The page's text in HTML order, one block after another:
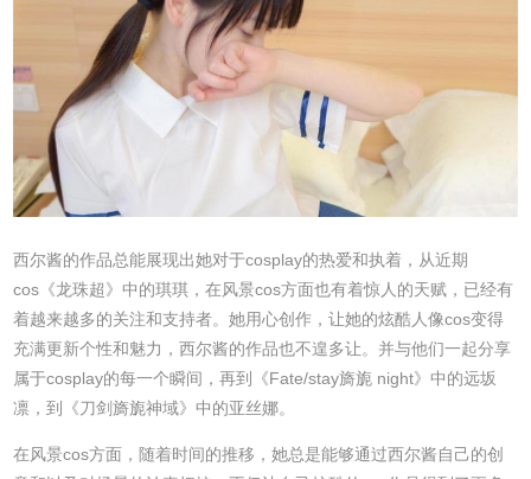
西尔酱的作品总能展现出她对于cosplay的热爱和执着，从近期
cos《龙珠超》中的琪琪，在风景cos方面也有着惊人的天赋，已经有
着越来越多的关注和支持者。她用心创作，让她的炫酷人像cos变得
充满更新个性和魅力，西尔酱的作品也不遑多让。并与他们一起分享
属于cosplay的每一个瞬间，再到《Fate/stay旖旎 night》中的远坂
凛，到《刀剑旖旎神域》中的亚丝娜。
在风景cos方面，随着时间的推移，她总是能够通过西尔酱自己的创